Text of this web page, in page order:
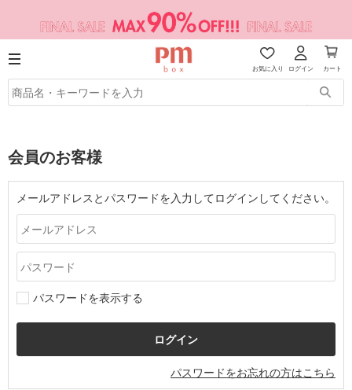
お気に入り ログイン カート
会員のお客様
メールアドレスとパスワードを入力してログインしてください。
パスワードを表示する
パスワードをお忘れの方はこちら